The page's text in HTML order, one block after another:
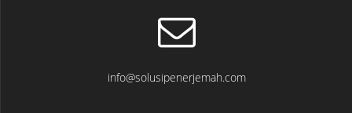
info@solusipenerjemah.com